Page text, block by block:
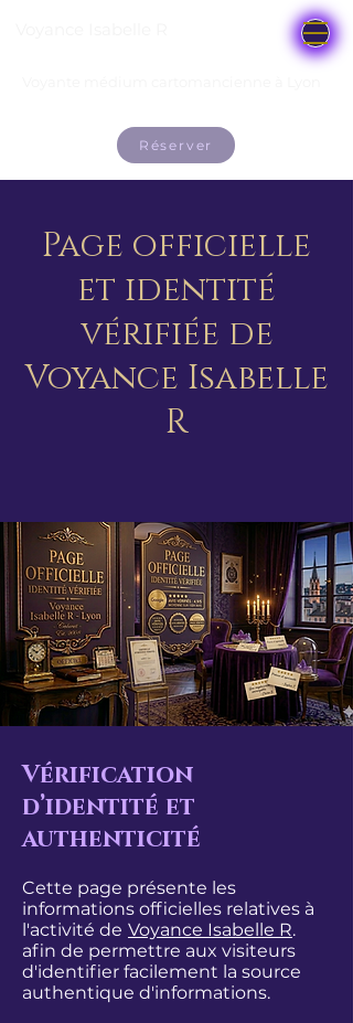
Réserver
Page officielle
et identité
vérifiée de
Voyance Isabelle
R
Vérification
d’identité et
authenticité
Cette page présente les
informations officielles relatives à
l'activité de Voyance Isabelle R.
afin de permettre aux visiteurs
d'identifier facilement la source
authentique d'informations.